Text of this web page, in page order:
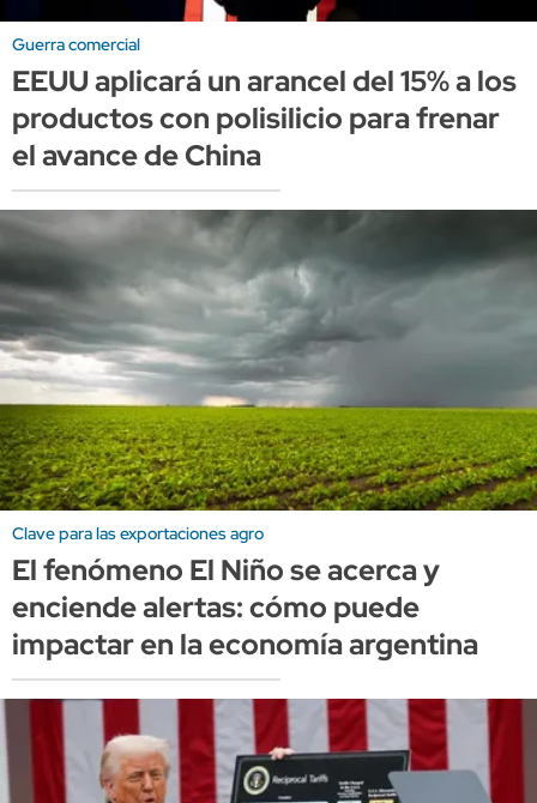
Guerra comercial
EEUU aplicará un arancel del 15% a los
productos con polisilicio para frenar
el avance de China
Clave para las exportaciones agro
El fenómeno El Niño se acerca y
enciende alertas: cómo puede
impactar en la economía argentina